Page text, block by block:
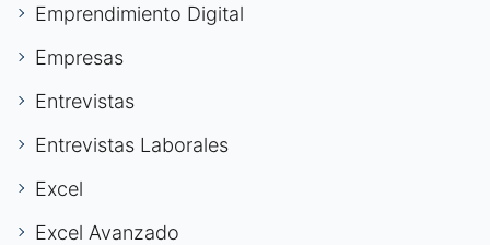
Emprendimiento Digital
Empresas
Entrevistas
Entrevistas Laborales
Excel
Excel Avanzado